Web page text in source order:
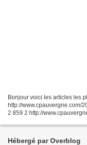
Bonjour voici les articles les
http://www.cpauvergne.com/
2 859 2 http://
Hébergé par Overblog